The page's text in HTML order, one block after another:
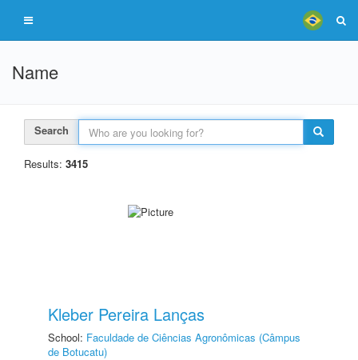
Name
Search
Results: 3415
Kleber Pereira Lanças
School: Faculdade de Ciências Agronômicas (Câmpus
de Botucatu)